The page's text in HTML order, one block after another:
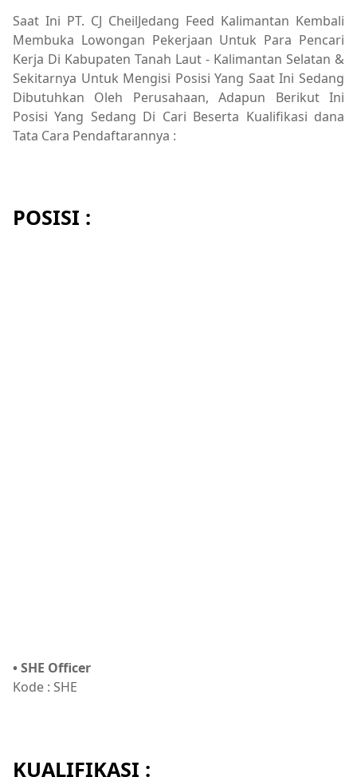
Saat Ini PT. CJ CheilJedang Feed Kalimantan Kembali
Membuka Lowongan Pekerjaan Untuk Para Pencari
Kerja Di Kabupaten Tanah Laut - Kalimantan Selatan &
Sekitarnya Untuk Mengisi Posisi Yang Saat Ini Sedang
Dibutuhkan Oleh Perusahaan, Adapun Berikut Ini
Posisi Yang Sedang Di Cari Beserta Kualifikasi dana
Tata Cara Pendaftarannya :
POSISI :
• SHE Officer
Kode : SHE
KUALIFIKASI :